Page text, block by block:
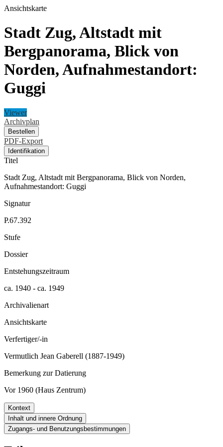
Ansichtskarte
Stadt Zug, Altstadt mit
Bergpanorama, Blick von
Norden, Aufnahmestandort:
Guggi
Viewer
Archivplan
Bestellen
PDF-Export
Identifikation
Titel
Stadt Zug, Altstadt mit Bergpanorama, Blick von Norden,
Aufnahmestandort: Guggi
Signatur
P.67.392
Stufe
Dossier
Entstehungszeitraum
ca. 1940 - ca. 1949
Archivalienart
Ansichtskarte
Verfertiger/-in
Vermutlich Jean Gaberell (1887-1949)
Bemerkung zur Datierung
Vor 1960 (Haus Zentrum)
Kontext
Inhalt und innere Ordnung
Zugangs- und Benutzungsbestimmungen